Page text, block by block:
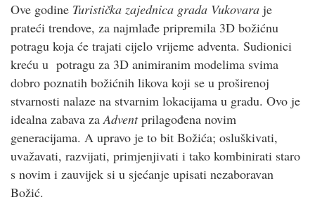
Ove godine Turistička zajednica grada Vukovara je
prateći trendove, za najmlađe pripremila 3D božićnu
potragu koja će trajati cijelo vrijeme adventa. Sudionici
kreću u potragu za 3D animiranim modelima svima
dobro poznatih božićnih likova koji se u proširenoj
stvarnosti nalaze na stvarnim lokacijama u gradu. Ovo je
idealna zabava zaAdventprilagođena novim
generacijama. A upravo je to bit Božića; osluškivati,
uvažavati, razvijati, primjenjivati i tako kombinirati staro
s novim i zauvijek si u sjećanje upisati nezaboravan
Božić.